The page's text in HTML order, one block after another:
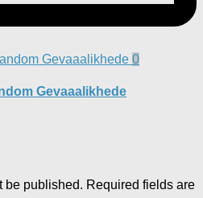
0
Gevaaalikhede
be published. Required fields are